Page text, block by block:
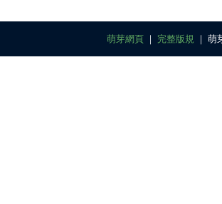
萌芽網頁 ｜ 完整版規 ｜